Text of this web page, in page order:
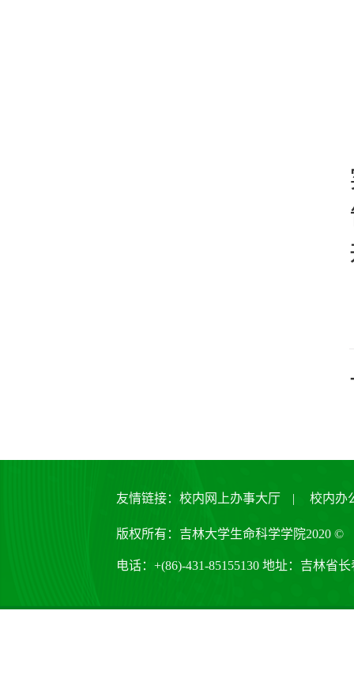
友情链接： 校内网上办事大厅 | 校内办
版权所有：吉林大学生命科学学院2020 ©
电话：+(86)-431-85155130 地址：吉林省